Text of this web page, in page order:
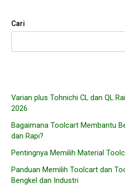
Cari
Varian plus Tohnichi CL dan QL
2026
Bagaimana Toolcart Membantu
dan Rapi?
Pentingnya Memilih Material
Panduan Memilih Toolcart dan
Bengkel dan Industri